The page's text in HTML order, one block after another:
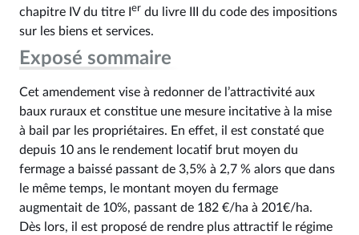
chapitre IV du titre I er du livre III du code des impositions
sur les biens et services.
Exposé sommaire
Cet amendement vise à redonner de l’attractivité aux
baux ruraux et constitue une mesure incitative à la mise
à bail par les propriétaires. En effet, il est constaté que
depuis 10 ans le rendement locatif brut moyen du
fermage a baissé passant de 3,5% à 2,7 % alors que dans
le même temps, le montant moyen du fermage
augmentait de 10%, passant de 182 €/ha à 201€/ha.
Dès lors, il est proposé de rendre plus attractif le régime